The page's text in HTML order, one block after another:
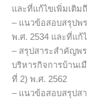
และที่แก้ไขเพิ่มเติม
– แนวข้อสอบสรุปพ
พ.ศ. 2534 และที่แก้
– สรุปสาระสำคัญพ
บริหารกิจการบ้านเ
ที่ 2) พ.ศ. 2562
– แนวข้อสอบสรุปส